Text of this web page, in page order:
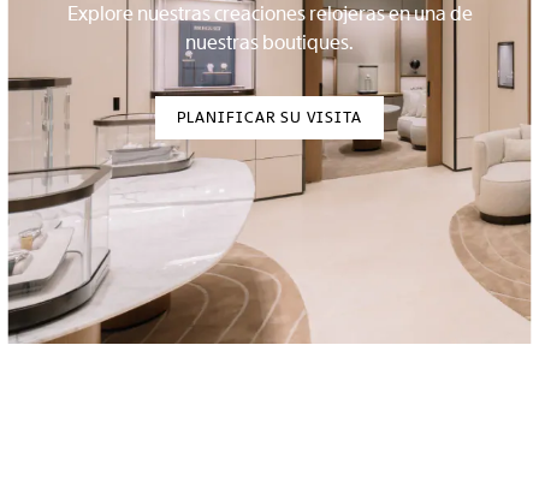
Explore nuestras creaciones relojeras en una de
nuestras boutiques.
PLANIFICAR SU VISITA